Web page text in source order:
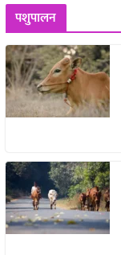
पशुपालन